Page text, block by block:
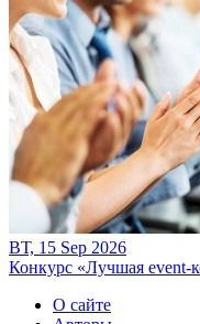
ВТ, 15 Sep 2026
Конкурс «Лучшая
О сайте